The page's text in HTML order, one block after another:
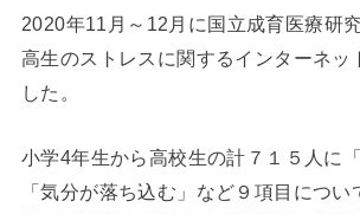
2020年11月～12月に国立成育医療研
高生のストレスに関するインターネッ
した。
小学4年生から高校生の計７１５人に
「気分が落ち込む」など９項目につい